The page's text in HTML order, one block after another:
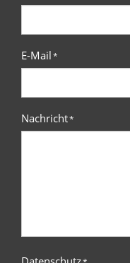
E-Mail*
Nachricht*